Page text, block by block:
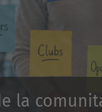
la